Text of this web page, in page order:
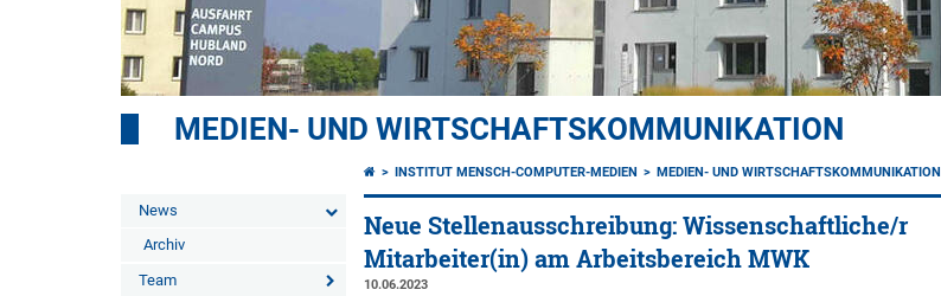
MEDIEN- UND WIRTSCHAFTSKOMMUNIKATION
News
Archiv
Team
INSTITUT MENSCH-COMPUTER-MEDIEN MEDIEN- UND WIRTSCHAFTSKOMMUNIKATION
Neue Stellenausschreibung: Wissenschaftliche/r
Mitarbeiter(in) am Arbeitsbereich MWK
10.06.2023